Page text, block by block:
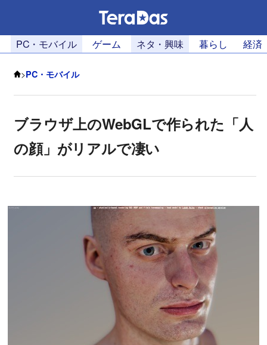
PC・モバイル ゲーム ネタ・興味 暮らし 経済
>PC・モバイル
ブラウザ上のWebGLで作られた「人
の顔」がリアルで凄い